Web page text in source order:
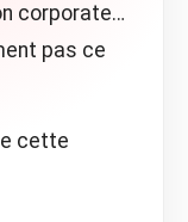
corporate…
pas ce
cette